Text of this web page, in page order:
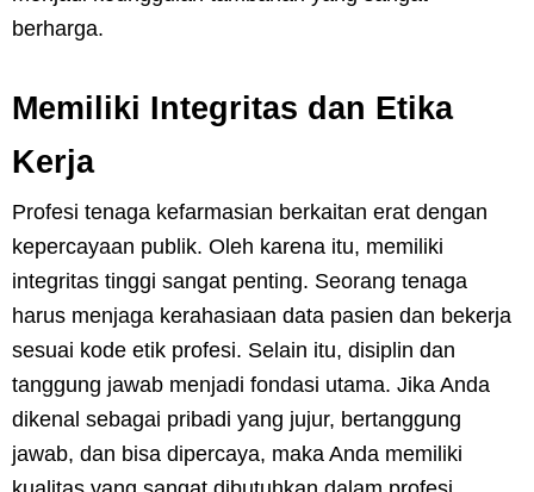
berharga.
Memiliki Integritas dan Etika
Kerja
Profesi tenaga kefarmasian berkaitan erat dengan
kepercayaan publik. Oleh karena itu, memiliki
integritas tinggi sangat penting. Seorang tenaga
harus menjaga kerahasiaan data pasien dan bekerja
sesuai kode etik profesi. Selain itu, disiplin dan
tanggung jawab menjadi fondasi utama. Jika Anda
dikenal sebagai pribadi yang jujur, bertanggung
jawab, dan bisa dipercaya, maka Anda memiliki